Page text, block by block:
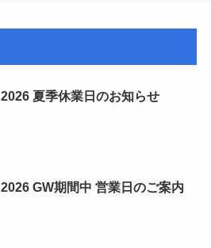
2026 夏季休業日のお知らせ
2026 GW期間中 営業日のご案内